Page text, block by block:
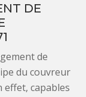
DE
de
du couvreur
effet, capables